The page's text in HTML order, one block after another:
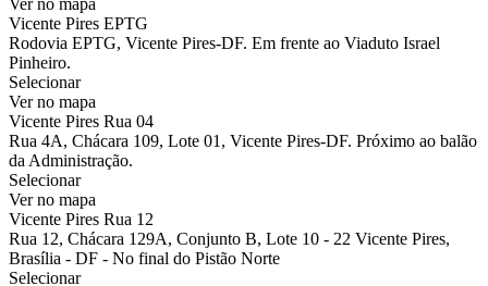
Vicente Pires EPTG
Rodovia EPTG, Vicente Pires-DF. Em frente ao Viaduto Israel
Pinheiro.
Selecionar
Ver no mapa
Vicente Pires Rua 04
Rua 4A, Chácara 109, Lote 01, Vicente Pires-DF. Próximo ao balão
da Administração.
Selecionar
Ver no mapa
Vicente Pires Rua 12
Rua 12, Chácara 129A, Conjunto B, Lote 10 - 22 Vicente Pires,
Brasília - DF - No final do Pistão Norte
Selecionar